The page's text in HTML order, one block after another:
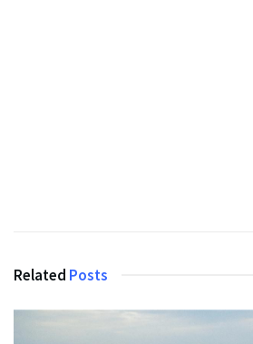
Related Posts